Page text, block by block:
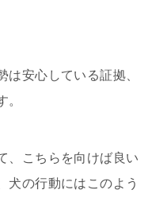
安心している証拠、
。
、こちらを向けば良い
の行動にはこのよう